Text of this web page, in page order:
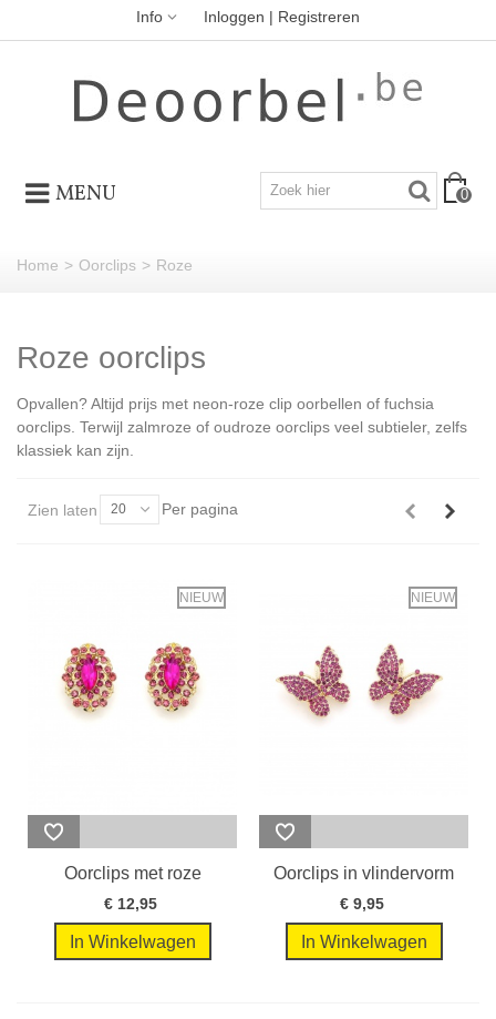
Info Inloggen | Registreren
MENU 0
Home > Oorclips > Roze
Roze oorclips
Opvallen? Altijd prijs met neon-roze clip oorbellen of fuchsia
oorclips. Terwijl zalmroze of oudroze oorclips veel subtieler, zelfs
klassiek kan zijn.
Zien laten 20 Per pagina
NIEUW
Oorclips met roze
kristallen in...
€ 12,95
In Winkelwagen
NIEUW
Oorclips in vlindervorm
met...
€ 9,95
In Winkelwagen